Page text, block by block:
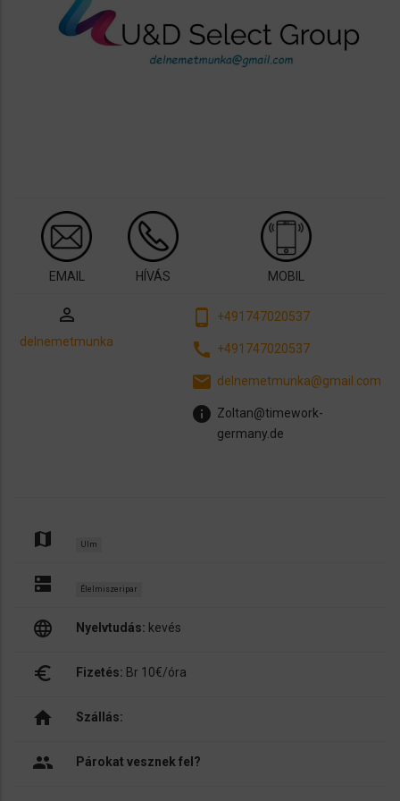
EMAIL HÍVÁS MOBIL
perm_identity
delnemetmunka
phone_android +491747020537
call +491747020537
email delnemetmunka@gmail.com
info Zoltan@timework-
germany.de
map Ulm
dns Élelmiszeripar
language Nyelvtudás: kevés
euro_symbol Fizetés: Br 10€/óra
home Szállás:
people Párokat vesznek fel?